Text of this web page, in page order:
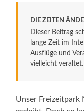
DIE ZEITEN
Dieser Beitrag
lange Zeit im
Ausflüge und
vielleicht veraltet.
Unser Freizeitpark